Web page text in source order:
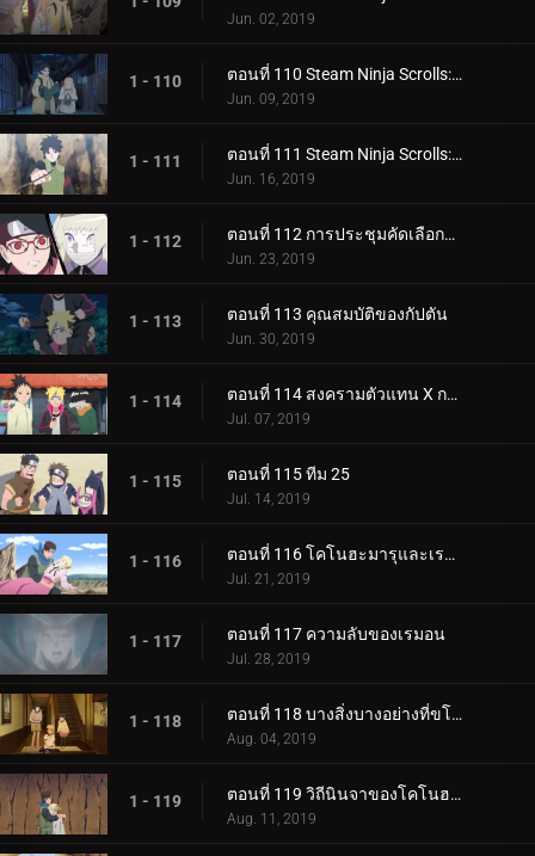
Jun. 02, 2019
1 - 110 ตอนที่ 110 Steam Ninja Scrolls: น้ำพุร้อนฟื้นคืนชีพ!
Jun. 09, 2019
1 - 111 ตอนที่ 111 Steam Ninja Scrolls: ราชาแห่งมิไร!
Jun. 16, 2019
1 - 112 ตอนที่ 112 การประชุมคัดเลือกจูนิน
Jun. 23, 2019
1 - 113 ตอนที่ 113 คุณสมบัติของกัปตัน
Jun. 30, 2019
1 - 114 ตอนที่ 114 สงครามตัวแทน X การ์ด!
Jul. 07, 2019
1 - 115 ตอนที่ 115 ทีม 25
Jul. 14, 2019
1 - 116 ตอนที่ 116 โคโนฮะมารุและเรมอน
Jul. 21, 2019
1 - 117 ตอนที่ 117 ความลับของเรมอน
Jul. 28, 2019
1 - 118 ตอนที่ 118 บางสิ่งบางอย่างที่ขโมยความทรงจำ
Aug. 04, 2019
1 - 119 ตอนที่ 119 วิถีนินจาของโคโนฮะมารุ
Aug. 11, 2019